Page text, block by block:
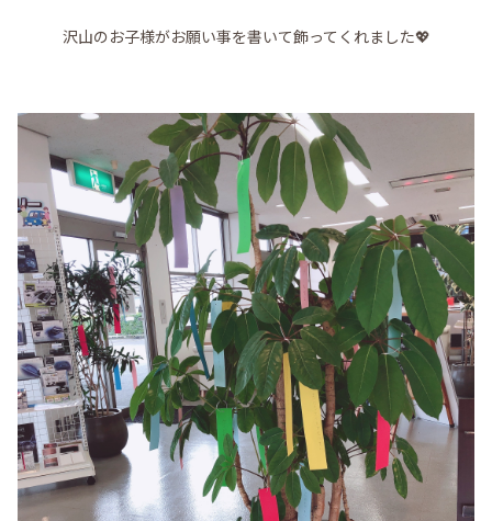
沢山のお子様がお願い事を書いて飾ってくれました💖